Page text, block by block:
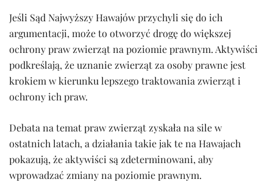
Jeśli Sąd Najwyższy Hawajów przychyli się do ich
argumentacji, może to otworzyć drogę do większej
ochrony praw zwierząt na poziomie prawnym. Aktywiści
podkreślają, że uznanie zwierząt za osoby prawne jest
krokiem w kierunku lepszego traktowania zwierząt i
ochrony ich praw.
Debata na temat praw zwierząt zyskała na sile w
ostatnich latach, a działania takie jak te na Hawajach
pokazują, że aktywiści są zdeterminowani, aby
wprowadzać zmiany na poziomie prawnym.